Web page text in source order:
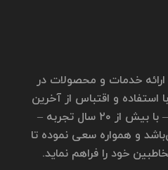
خدمات و محصولات در
استفاده و اقتباس از آخرین
تکنولوژی‌های روز دنیا – با بیش از ۲۰ سال تجربه –
و همواره سعی نموده تا
خود را فراهم نماید.